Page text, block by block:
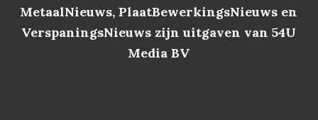
MetaalNieuws, PlaatBewerkingsNieuws en
VerspaningsNieuws zijn uitgaven van 54U
Media BV